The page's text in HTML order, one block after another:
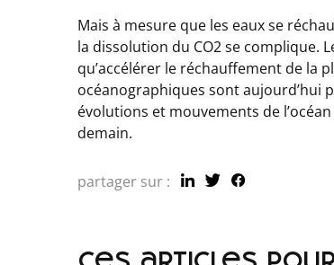
Mais à mesure que les eaux se
la dissolution du CO2 se complique.
qu’accélérer le réchauffement de la
océanographiques sont aujourd’hui
évolutions et mouvements de
demain.
partager sur :